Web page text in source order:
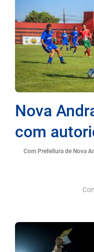
Nova
com
Com Prefeitura de Nova